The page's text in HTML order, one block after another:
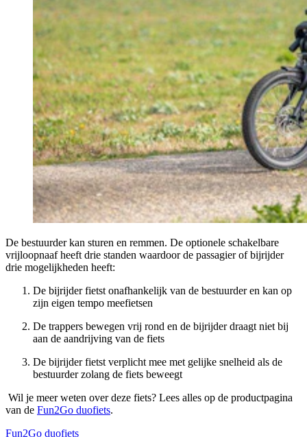
De bestuurder kan sturen en remmen. De optionele schakelbare
vrijloopnaaf heeft drie standen waardoor de passagier of bijrijder
drie mogelijkheden heeft:
De bijrijder fietst onafhankelijk van de bestuurder en kan op
zijn eigen tempo meefietsen
De trappers bewegen vrij rond en de bijrijder draagt niet bij
aan de aandrijving van de fiets
De bijrijder fietst verplicht mee met gelijke snelheid als de
bestuurder zolang de fiets beweegt
Wil je meer weten over deze fiets? Lees alles op de productpagina
van de Fun2Go duofiets.
Fun2Go duofiets